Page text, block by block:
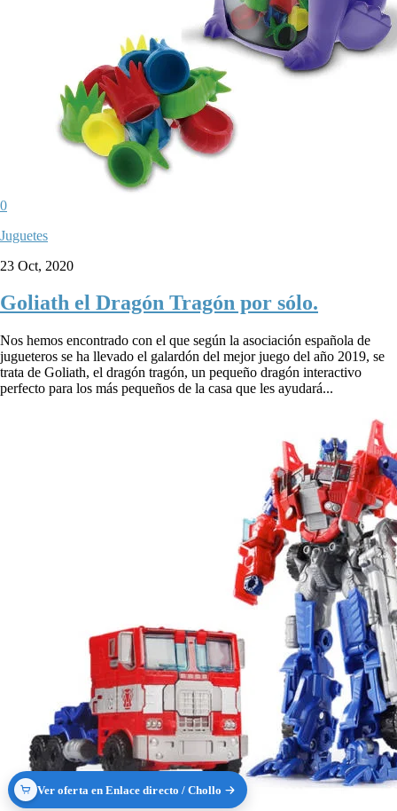
0
Juguetes
23 Oct, 2020
Goliath el Dragón Tragón por sólo.
Nos hemos encontrado con el que según la asociación española de
jugueteros se ha llevado el galardón del mejor juego del año 2019, se
trata de Goliath, el dragón tragón, un pequeño dragón interactivo
perfecto para los más pequeños de la casa que les ayudará...
Ver oferta en Enlace directo / Chollo